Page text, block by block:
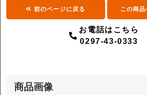
前のページに戻る この商
お電話はこちら
0297-43-0333
商品画像